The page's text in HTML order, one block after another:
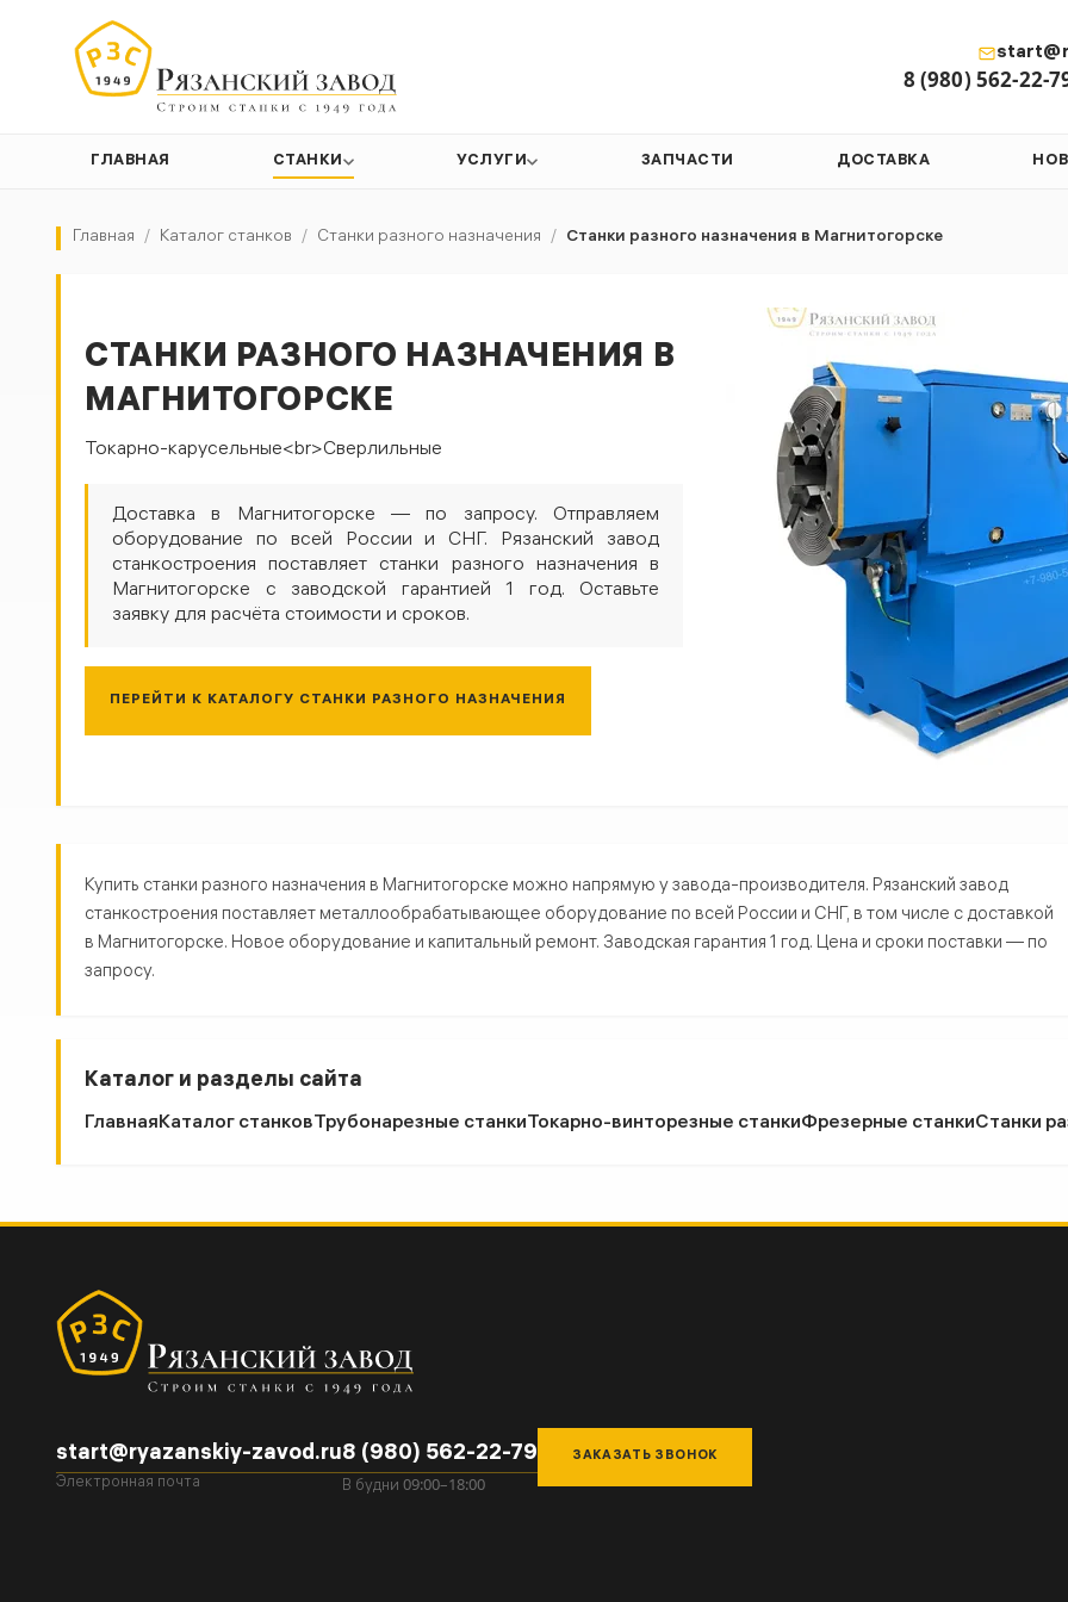
8 (980) 562-22-
ГЛАВНАЯ СТАНКИ УСЛУГИ ЗАПЧАСТИ ДОСТАВКА
Главная / Каталог станков / Станки разного назначения / Станки разного назначения в Магнитогорске
СТАНКИ РАЗНОГО НАЗНАЧЕНИЯ В
МАГНИТОГОРСКЕ
Токарно-карусельные<br>Сверлильные
Доставка в Магнитогорске — по запросу. Отправляем
оборудование по всей России и СНГ. Рязанский завод
станкостроения поставляет станки разного назначения в
Магнитогорске с заводской гарантией 1 год. Оставьте
заявку для расчёта стоимости и сроков.
ПЕРЕЙТИ К КАТАЛОГУ СТАНКИ РАЗНОГО НАЗНАЧЕНИЯ
Станки разного назначения в Магнитогорске — купить от
Купить станки разного назначения в Магнитогорске можно напрямую у завода-производителя. Рязанский завод
станкостроения поставляет металлообрабатывающее оборудование по всей России и СНГ, в том числе с доставкой
в Магнитогорске. Новое оборудование и капитальный ремонт. Заводская гарантия 1 год. Цена и сроки поставки — по
запросу.
Каталог и разделы сайта
ГлавнаяКаталог станковТрубонарезные станкиТокарно-винторезные станкиФрезерные станкиСтанки
start@ryazanskiy-zavod.ru
Электронная почта
8 (980) 562-22-79
В будни 09:00–18:00
ЗАКАЗАТЬ ЗВОНОК